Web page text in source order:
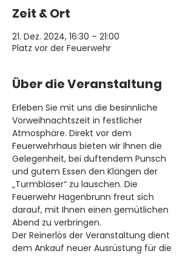
Zeit & Ort
21. Dez. 2024, 16:30 – 21:00
Platz vor der Feuerwehr
Über die Veranstaltung
Erleben Sie mit uns die besinnliche
Vorweihnachtszeit in festlicher
Atmosphäre. Direkt vor dem
Feuerwehrhaus bieten wir Ihnen die
Gelegenheit, bei duftendem Punsch
und gutem Essen den Klängen der
„Turmbläser“ zu lauschen. Die
Feuerwehr Hagenbrunn freut sich
darauf, mit Ihnen einen gemütlichen
Abend zu verbringen.
Der Reinerlös der Veranstaltung dient
dem Ankauf neuer Ausrüstung für die